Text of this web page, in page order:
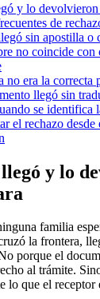
y lo
de
sin apostilla o
no coincide con
no era la correcta
llegó sin
se identifica
el rechazo
y lo
familia
la frontera,
porque el
al trámite.
lo que el receptor